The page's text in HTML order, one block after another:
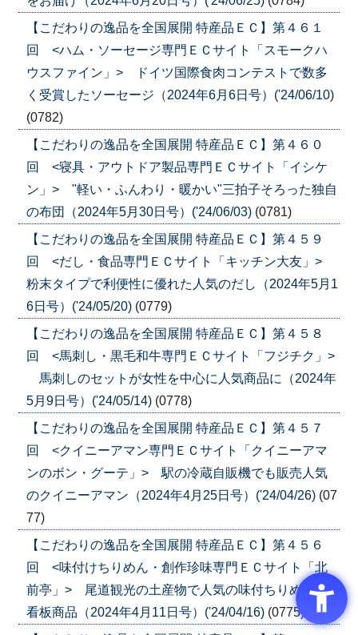
【こだわりの逸品を全国展開 特産品ＥＣ】第４６１
回 <ハム・ソーセージ専門ＥＣサイト「スモークハ
ウスファイン」> ドイツ国際食肉コンテストで数多
く受賞したソーセージ（2024年6月6日号）('24/06/10)
(0782)
【こだわりの逸品を全国展開 特産品ＥＣ】第４６０
回 <寝具・アウトドア製品専門ＥＣサイト「イシケ
ン」> "軽い・ふんわり・暖かい"三拍子そろった独自
の布団（2024年5月30日号）('24/06/03) (0781)
【こだわりの逸品を全国展開 特産品ＥＣ】第４５９
回 <だし・食品専門ＥＣサイト「キッチン大友」>
粉末タイプで利便性に優れた人気のだし（2024年5月1
6日号）('24/05/20) (0779)
【こだわりの逸品を全国展開 特産品ＥＣ】第４５８
回 <馬刺し・黒毛和牛専門ＥＣサイト「フジチク」>
馬刺しのセットが女性を中心に人気商品に（2024年
5月9日号）('24/05/14) (0778)
【こだわりの逸品を全国展開 特産品ＥＣ】第４５７
回 <クイニーアマン専門ＥＣサイト「クイニーアマ
ンのボン・グーテ」> 駅の冷蔵自販機でも販売人気
のクイニーアマン（2024年4月25日号）('24/04/26) (07
77)
【こだわりの逸品を全国展開 特産品ＥＣ】第４５６
回 <味付けちりめん・創作珍味専門ＥＣサイト「北
前亭」> 尾道観光の土産物で人気の味付ちりめんが
看板商品（2024年4月11日号）('24/04/16) (0775)